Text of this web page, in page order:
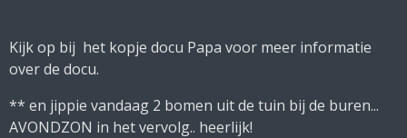
Kijk op bij het kopje docu Papa voor meer informatie
over de docu.
** en jippie vandaag 2 bomen uit de tuin bij de buren...
AVONDZON in het vervolg.. heerlijk!